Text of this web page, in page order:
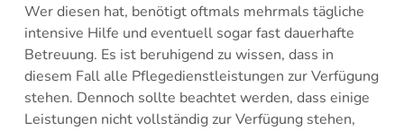
Wer diesen hat, benötigt oftmals mehrmals tägliche
intensive Hilfe und eventuell sogar fast dauerhafte
Betreuung. Es ist beruhigend zu wissen, dass in
diesem Fall alle Pflegedienstleistungen zur Verfügung
stehen. Dennoch sollte beachtet werden, dass einige
Leistungen nicht vollständig zur Verfügung stehen,